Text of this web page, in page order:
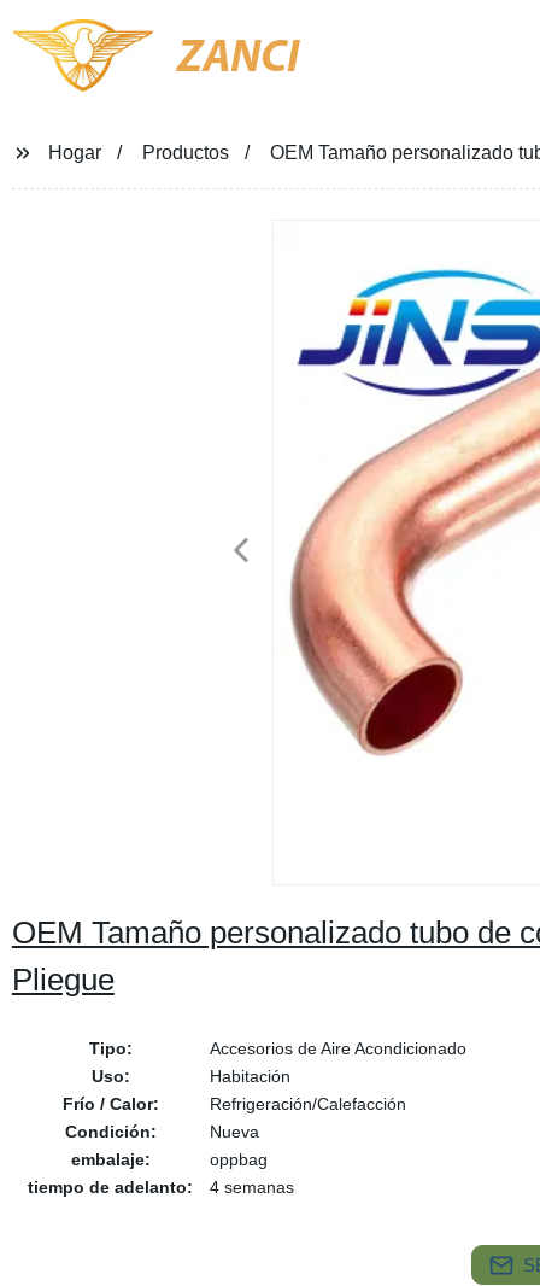
ZANCI
Hogar Productos OEM Tamaño personalizado
OEM Tamaño personalizado tubo de
Pliegue
Tipo:
Accesorios de Aire Acondicionado
Uso:
Habitación
Frío / Calor:
Refrigeración/Calefacción
Condición:
Nueva
embalaje:
oppbag
tiempo de adelanto:
4 semanas